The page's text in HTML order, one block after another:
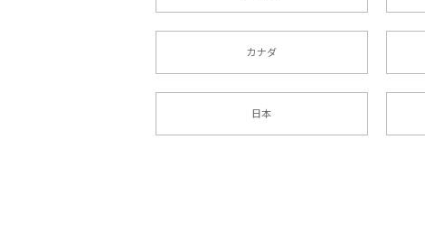
カナダ
日本